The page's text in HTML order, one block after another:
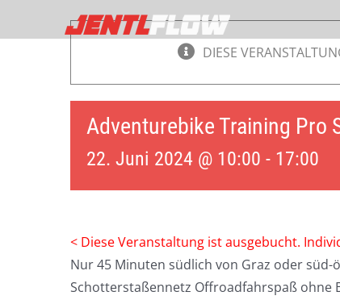
DIESE
Adventurebike Training Pro
22. Juni 2024 @ 10:00 - 17:00
< Diese Veranstaltung ist ausgebucht.
Nur 45 Minuten südlich von Graz oder
Schotterstaßennetz Offroadfahrspaß ohne